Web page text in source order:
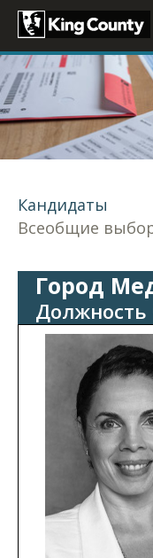
Кандидаты
Всеобщие
Город
Должность